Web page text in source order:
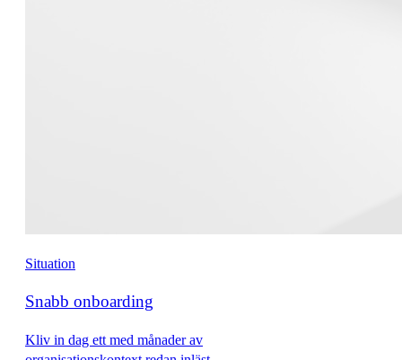
Situation
Snabb onboarding
Kliv in dag ett med månader av